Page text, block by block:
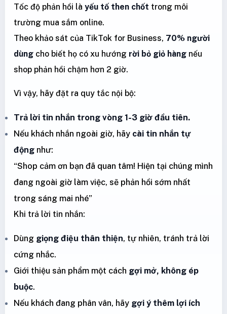
Tốc độ phản hồi là yếu tố then chốt trong môi
trường mua sắm online.
Theo khảo sát của TikTok for Business, 70% người
dùng cho biết họ có xu hướng rời bỏ giỏ hàng nếu
shop phản hồi chậm hơn 2 giờ.
Vì vậy, hãy đặt ra quy tắc nội bộ:
Trả lời tin nhắn trong vòng 1-3 giờ đầu tiên.
Nếu khách nhắn ngoài giờ, hãy cài tin nhắn tự
động như:
“Shop cảm ơn bạn đã quan tâm! Hiện tại chúng mình
đang ngoài giờ làm việc, sẽ phản hồi sớm nhất
trong sáng mai nhé”
Khi trả lời tin nhắn:
Dùng giọng điệu thân thiện, tự nhiên, tránh trả lời
cứng nhắc.
Giới thiệu sản phẩm một cách gợi mở, không ép
buộc.
Nếu khách đang phân vân, hãy gợi ý thêm lợi ích